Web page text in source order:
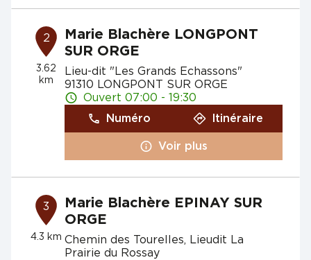
2
3.62
km
Marie Blachère LONGPONT
SUR ORGE
Lieu-dit "Les Grands Echassons"
91310 LONGPONT SUR ORGE
Ouvert 07:00 - 19:30
Numéro
Itinéraire
Voir plus
3
4.3 km
Marie Blachère EPINAY SUR
ORGE
Chemin des Tourelles, Lieudit La
Prairie du Rossay